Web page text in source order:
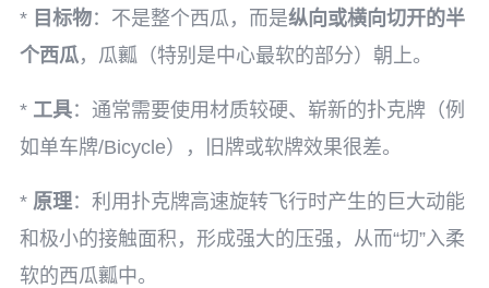
* 目标物：不是整个西瓜，而是纵向或横向切开的半
个西瓜，瓜瓤（特别是中心最软的部分）朝上。
* 工具：通常需要使用材质较硬、崭新的扑克牌（例
如单车牌/Bicycle），旧牌或软牌效果很差。
* 原理：利用扑克牌高速旋转飞行时产生的巨大动能
和极小的接触面积，形成强大的压强，从而“切”入柔
软的西瓜瓤中。